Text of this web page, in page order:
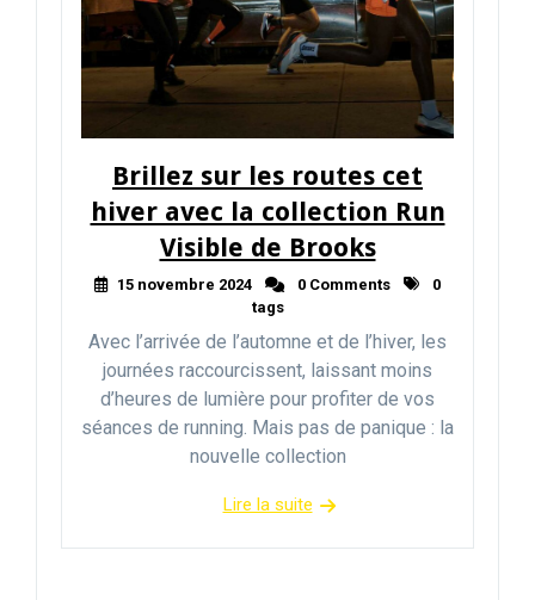
Brillez sur les routes cet
hiver avec la collection Run
Visible de Brooks
15 novembre 2024 0 Comments
0
tags
Avec l’arrivée de l’automne et de l’hiver, les
journées raccourcissent, laissant moins
d’heures de lumière pour profiter de vos
séances de running. Mais pas de panique : la
nouvelle collection
Lire la suite